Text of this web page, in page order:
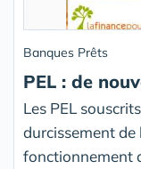
Banques Prêts
PEL : de
Les PEL
durcissement de
fonctionnement